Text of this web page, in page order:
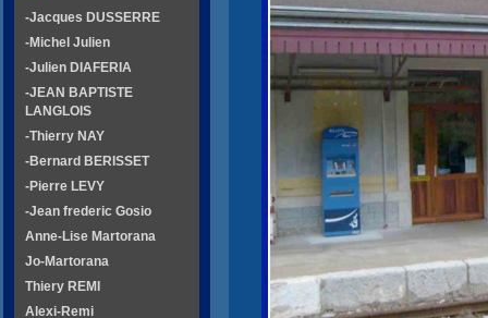
-Jacques DUSSERRE
-Michel Julien
-Julien DIAFERIA
-JEAN BAPTISTE
LANGLOIS
-Thierry NAY
-Bernard BERISSET
-Pierre LEVY
-Jean frederic Gosio
Anne-Lise Martorana
Jo-Martorana
Thiery REMI
Alexi-Remi